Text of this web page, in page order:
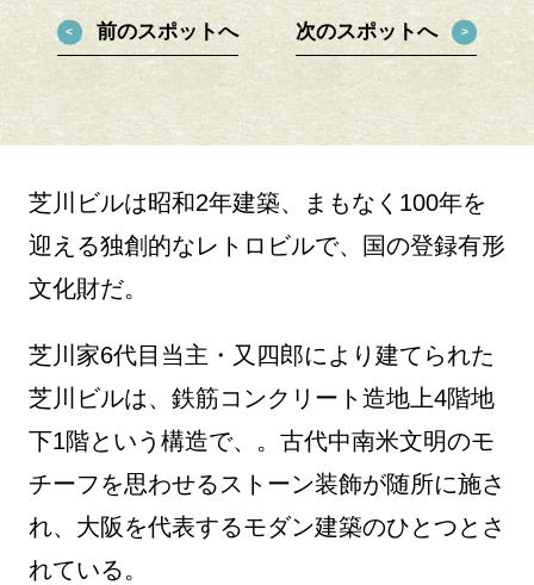
前のスポットへ 次のスポットへ
芝川ビルは昭和2年建築、まもなく100年を
迎える独創的なレトロビルで、国の登録有形
文化財だ。
芝川家6代目当主・又四郎により建てられた
芝川ビルは、鉄筋コンクリート造地上4階地
下1階という構造で、。古代中南米文明のモ
チーフを思わせるストーン装飾が随所に施さ
れ、大阪を代表するモダン建築のひとつとさ
れている。